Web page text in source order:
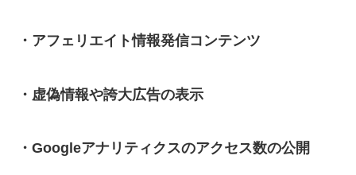
・アフェリエイト情報発信コンテンツ
・虚偽情報や誇大広告の表示
・Googleアナリティクスのアクセス数の公開